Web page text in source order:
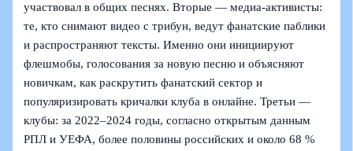
участвовал в общих песнях. Вторые — медиа-активисты:
те, кто снимают видео с трибун, ведут фанатские паблики
и распространяют тексты. Именно они инициируют
флешмобы, голосования за новую песню и объясняют
новичкам, как раскрутить фанатский сектор и
популяризировать кричалки клуба в онлайне. Третьи —
клубы: за 2022–2024 годы, согласно открытым данным
РПЛ и УЕФА, более половины российских и около 68 %